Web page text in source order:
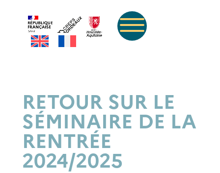
RETOUR SUR LE
SÉMINAIRE DE LA
RENTRÉE
2024/2025